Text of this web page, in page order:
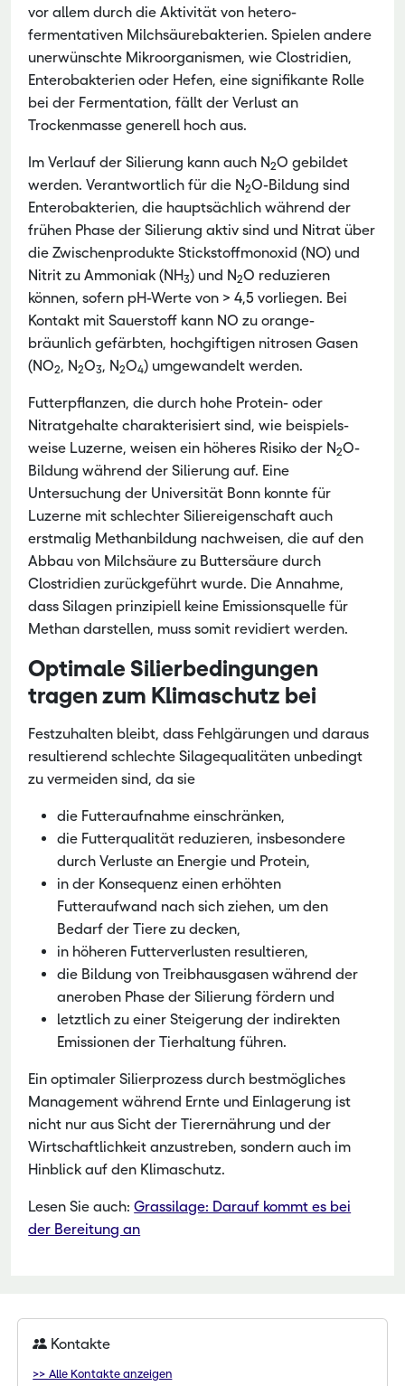
vor allem durch die Aktivität von hetero­
fermentativen Milchsäurebakterien. Spielen andere
unerwünschte Mikroorganismen, wie Clostri­dien,
Enterobakterien oder Hefen, eine signifikante Rolle
bei der Fermentation, fällt der Verlust an
Trockenmasse generell hoch aus.
Im Verlauf der Silierung kann auch N2O gebildet
werden. Verantwortlich für die N2O-Bildung sind
Enterobakterien, die hauptsächlich während der
frühen Phase der Silierung aktiv sind und Nitrat über
die Zwischenprodukte Stickstoffmonoxid (NO) und
Nitrit zu Ammoniak (NH3) und N2O reduzieren
können, sofern pH-Werte von > 4,5 vor­liegen. Bei
Kontakt mit Sauerstoff kann NO zu orange-
bräunlich gefärbten, hochgiftigen nitrosen Gasen
(NO2, N2O3, N2O4) umgewandelt werden.
Futterpflanzen, die durch hohe Protein- oder
Nitratgehalte charakterisiert sind, wie beispiels­
weise Luzerne, weisen ein höheres Risiko der N2O-
Bildung während der Silierung auf. Eine
Untersuchung der Universität Bonn konnte für
Luzerne mit schlechter Siliereigen­schaft auch
erstmalig Methanbildung nachweisen, die auf den
Abbau von Milchsäure zu Butter­säure durch
Clostridien zurückgeführt wurde. Die Annahme,
dass Silagen prinzipiell keine Emissionsquelle für
Methan darstellen, muss somit revidiert werden.
Optimale Silierbedingungen
tragen zum Klimaschutz bei
Festzuhalten bleibt, dass Fehlgärungen und daraus
resultierend schlechte Silagequalitäten un­bedingt
zu vermeiden sind, da sie
die Futteraufnahme einschränken,
die Futterqualität reduzieren, insbesondere
durch Verluste an Energie und Protein,
in der Konsequenz einen erhöhten
Futteraufwand nach sich ziehen, um den
Bedarf der Tiere zu decken,
in höheren Futterverlusten resultieren,
die Bildung von Treibhausgasen während der
aneroben Phase der Silierung fördern und
letztlich zu einer Steigerung der indirekten
Emissionen der Tierhaltung führen.
Ein optimaler Silierprozess durch bestmögliches
Management während Ernte und Einlagerung ist
nicht nur aus Sicht der Tierernährung und der
Wirtschaftlichkeit anzustreben, sondern auch im
Hinblick auf den Klima­schutz.
Lesen Sie auch:Grassilage: Darauf kommt es bei
der Bereitung an
Kontakte
>> Alle Kontakte anzeigen